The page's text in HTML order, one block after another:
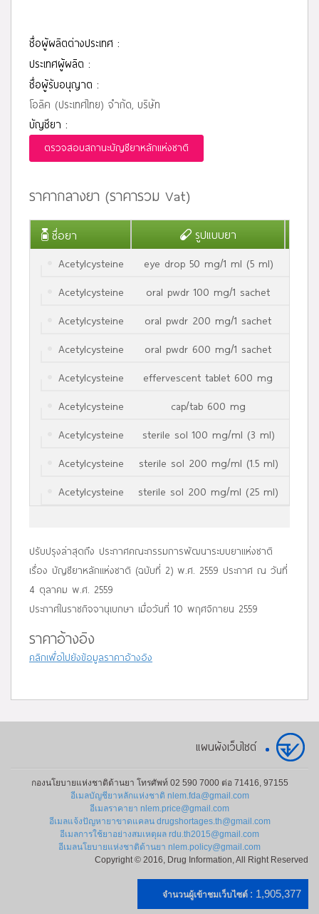
ชื่อผู้ผลิตต่างประเทศ :
ประเทศผู้ผลิต :
ชื่อผู้รับอนุญาต :
โอลิค (ประเทศไทย) จำกัด, บริษัท
บัญชียา :
ตรวจสอบสถานะบัญชียาหลักแห่งชาติ
ราคากลางยา (ราคารวม Vat)
ชื่อยา รูปแบบยา
Acetylcysteine
eye drop 50 mg/1 ml (5 ml)
Acetylcysteine
oral pwdr 100 mg/1 sachet
Acetylcysteine
oral pwdr 200 mg/1 sachet
Acetylcysteine
oral pwdr 600 mg/1 sachet
Acetylcysteine
effervescent tablet 600 mg
Acetylcysteine
cap/tab 600 mg
Acetylcysteine
sterile sol 100 mg/ml (3 ml)
Acetylcysteine
sterile sol 200 mg/ml (1.5 ml)
Acetylcysteine
sterile sol 200 mg/ml (25 ml)
ปรับปรุงล่าสุดถึง ประกาศคณะกรรมการพัฒนาระบบยาแห่งชาติ
เรื่อง บัญชียาหลักแห่งชาติ (ฉบับที่ 2) พ.ศ. 2559 ประกาศ ณ วันที่
4 ตุลาคม พ.ศ. 2559
ประกาศในราชกิจจานุเบกษา เมื่อวันที่ 10 พฤศจิกายน 2559
ราคาอ้างอิง
คลิกเพื่อไปยังข้อมูลราคาอ้างอิง
แผนผังเว็บไซต์
กองนโยบายแห่งชาติด้านยา โทรศัพท์ 02 590 7000 ต่อ 71416, 97155
อีเมลบัญชียาหลักแห่งชาติ nlem.fda@gmail.com
อีเมลราคายา nlem.price@gmail.com
อีเมลแจ้งปัญหายาขาดแคลน drugshortages.th@gmail.com
อีเมลการใช้ยาอย่างสมเหตุผล rdu.th2015@gmail.com
อีเมลนโยบายแห่งชาติด้านยา nlem.policy@gmail.com
Copyright © 2016, Drug Information, All Right Reserved
จำนวนผู้เข้าชมเว็บไซต์ : 1,905,377